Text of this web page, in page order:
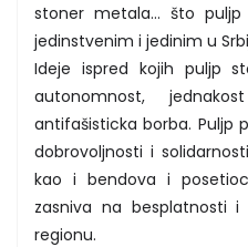
stoner metala… što
jedinstvenim i jedinim u
Ideje ispred kojih puljp
autonomnost,
antifašisticka borba. Puljp
dobrovoljnosti i
kao i bendova i
zasniva na besplatnosti
regionu.